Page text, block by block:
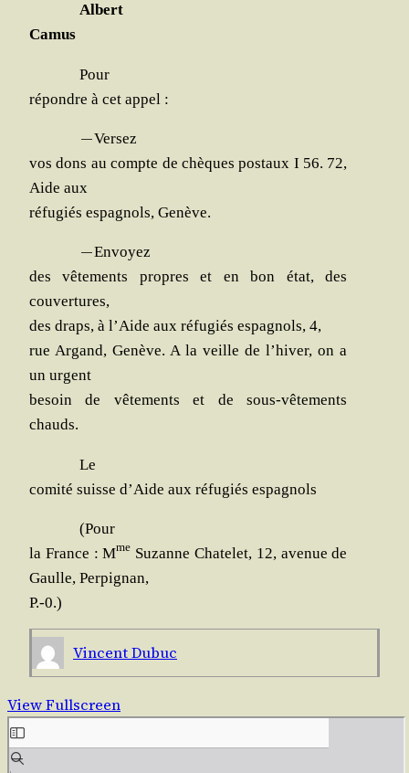
Albert
Camus
Pour
répondre à cet appel :
—Ver­sez
vos dons au compte de chèques pos­taux I 56. 72,
Aide aux
réfu­giés espa­gnols, Genève.
—Envoyez
des vête­ments propres et en bon état, des
couvertures,
des draps, à l’Aide aux réfu­giés espa­gnols, 4,
rue Argand, Genève. A la veille de l’hiver, on a
un urgent
besoin de vête­ments et de sous-vête­ments
chauds.
Le
comi­té suisse d’Aide aux réfu­giés espagnols
(Pour
la France : Mme Suzanne Cha­te­let, 12, ave­nue de
Gaulle, Perpignan,
P.-0.)
Vincent Dubuc
View Fullscreen